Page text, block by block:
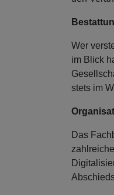
Wer
im Blick
stets im
Das